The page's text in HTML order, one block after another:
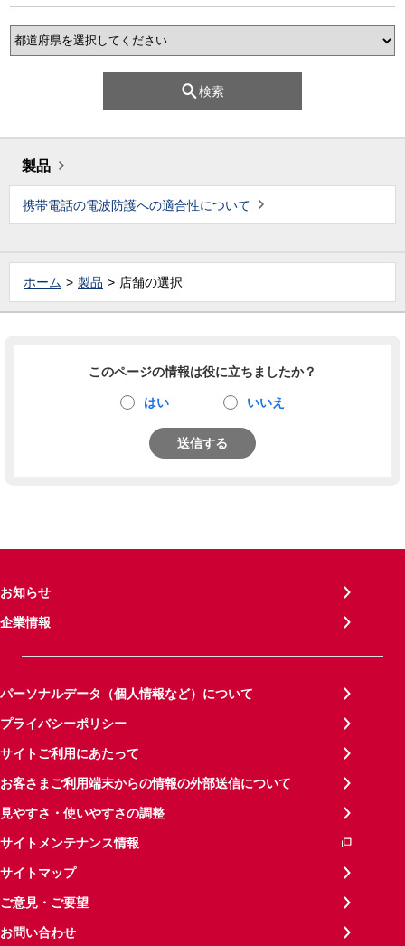
検索
製品
携帯電話の電波防護への適合性について
ホーム 製品 店舗の選択
このページの情報は役に立ちましたか？
はい いいえ
送信する
お知らせ
企業情報
パーソナルデータ（個人情報など）について
プライバシーポリシー
サイトご利用にあたって
お客さまご利用端末からの情報の外部送信について
見やすさ・使いやすさの調整
サイトメンテナンス情報
サイトマップ
ご意見・ご要望
お問い合わせ